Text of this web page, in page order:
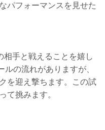
パフォーマンスを見せた
相手と戦えることを嬉し
ルの流れがありますが、
を迎え撃ちます。この試
て挑みます。